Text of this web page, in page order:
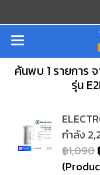
ค้นพบ 1 รายการ
รุ่น
กำลัง
฿1,090